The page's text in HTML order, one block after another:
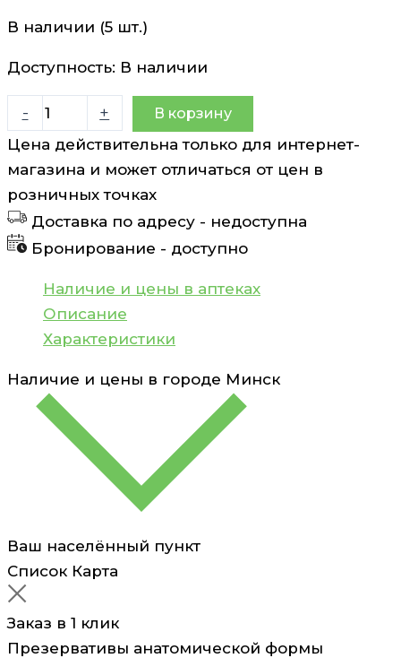
В наличии (5 шт.)
Доступность: В наличии
-
Количество
товара
Презервативы
формы
Masculan
Anatomic
+ В корзину
Цена действительна только для интернет-
магазина и может отличаться от цен в
розничных точках
Доставка по адресу - недоступна
Бронирование - доступно
Наличие и цены в аптеках
Описание
Характеристики
Наличие и цены в городе Минск
Ваш населённый пункт
Список Карта
Заказ в 1 клик
Презервативы анатомической формы